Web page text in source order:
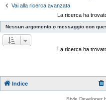
Vai alla ricerca avanzata
La ricerca ha
Nessun argomento o messaggio con
La ricerca ha
Indice
Style Developer